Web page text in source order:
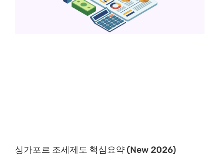
싱가포르 조세제도 핵심요약 (New 2026)